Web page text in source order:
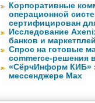
Корпоративные
операционной
сертифицирован
Исследование
банков и
Спрос на готовые
commerce-решения
«СёрчИнформ КИБ»
мессенджере Max